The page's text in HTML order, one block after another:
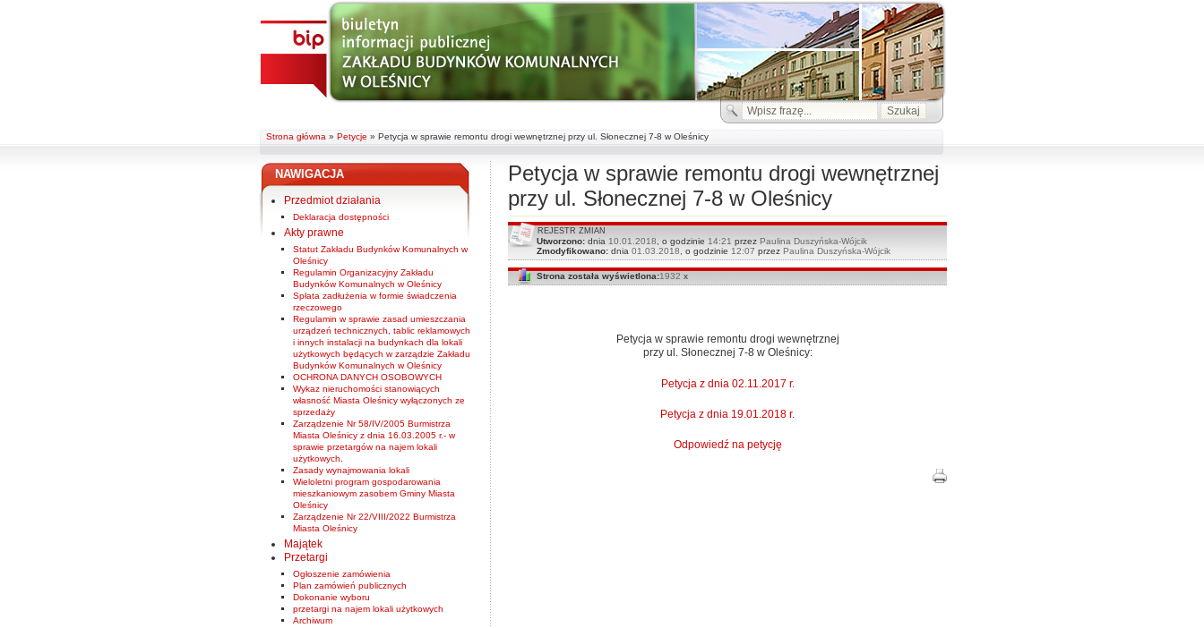
Strona główna » Petycje » Petycja w sprawie remontu drogi wewnętrznej przy ul. Słonecznej 7-8 w Oleśnicy
Petycja w sprawie remontu drogi wewnętrznej
przy ul. Słonecznej 7-8 w Oleśnicy
REJESTR ZMIAN
Utworzono: dnia 10.01.2018 , o godzinie 14:21 przez Paulina Duszyńska-Wójcik
Zmodyfikowano: dnia 01.03.2018 , o godzinie 12:07 przez Paulina Duszyńska-Wójcik
Strona została wyświetlona:1932 x
Petycja w sprawie remontu drogi wewnętrznej
przy ul. Słonecznej 7-8 w Oleśnicy:
Petycja z dnia 02.11.2017 r.
Petycja z dnia 19.01.2018 r.
Odpowiedź na petycję
NAWIGACJA
Przedmiot działania
Deklaracja dostępności
Akty prawne
Statut Zakładu Budynków Komunalnych w
Oleśnicy
Regulamin Organizacyjny Zakładu
Budynków Komunalnych w Oleśnicy
Spłata zadłużenia w formie świadczenia
rzeczowego
Regulamin w sprawie zasad umieszczania
urządzeń technicznych, tablic reklamowych
i innych instalacji na budynkach dla lokali
użytkowych będących w zarządzie Zakładu
Budynków Komunalnych w Oleśnicy
OCHRONA DANYCH OSOBOWYCH
Wykaz nieruchomości stanowiących
własność Miasta Oleśnicy wyłączonych ze
sprzedaży
Zarządzenie Nr 58/IV/2005 Burmistrza
Miasta Oleśnicy z dnia 16.03.2005 r.- w
sprawie przetargów na najem lokali
użytkowych.
Zasady wynajmowania lokali
Wieloletni program gospodarowania
mieszkaniowym zasobem Gminy Miasta
Oleśnicy
Zarządzenie Nr 22/VIII/2022 Burmistrza
Miasta Oleśnicy
Majątek
Przetargi
Ogłoszenie zamówienia
Plan zamówień publicznych
Dokonanie wyboru
przetargi na najem lokali użytkowych
Archiwum